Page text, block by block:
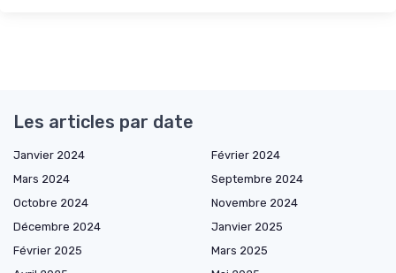
Les articles par date
Janvier 2024
Février 2024
Mars 2024
Septembre 2024
Octobre 2024
Novembre 2024
Décembre 2024
Janvier 2025
Février 2025
Mars 2025